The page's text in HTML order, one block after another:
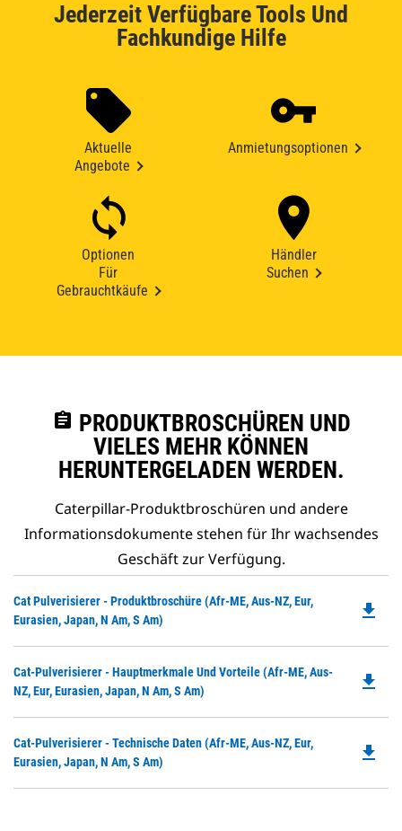
Jederzeit Verfügbare Tools Und
Fachkundige Hilfe
Aktuelle
Angebote
Anmietungsoptionen
Optionen
Für
Gebrauchtkäufe
Händler
Suchen
assignment PRODUKTBROSCHÜREN UND
VIELES MEHR KÖNNEN
HERUNTERGELADEN WERDEN.
Caterpillar-Produktbroschüren und andere
Informationsdokumente stehen für Ihr wachsendes
Geschäft zur Verfügung.
Cat Pulverisierer - Produktbroschüre (Afr-ME, Aus-NZ, Eur,
Eurasien, Japan, N Am, S Am)
file_download
Cat-Pulverisierer - Hauptmerkmale Und Vorteile (Afr-ME, Aus-
NZ, Eur, Eurasien, Japan, N Am, S Am)
file_download
Cat-Pulverisierer - Technische Daten (Afr-ME, Aus-NZ, Eur,
Eurasien, Japan, N Am, S Am)
file_download